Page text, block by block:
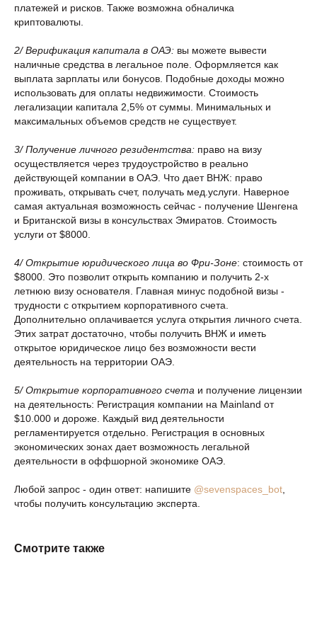
платежей и рисков. Также возможна обналичка
криптовалюты.
2/ Верификация капитала в ОАЭ: вы можете вывести
наличные средства в легальное поле. Оформляется как
выплата зарплаты или бонусов. Подобные доходы можно
использовать для оплаты недвижимости. Стоимость
легализации капитала 2,5% от суммы. Минимальных и
максимальных объемов средств не существует.
3/ Получение личного резидентства: право на визу
осуществляется через трудоустройство в реально
действующей компании в ОАЭ. Что дает ВНЖ: право
проживать, открывать счет, получать мед.услуги. Наверное
самая актуальная возможность сейчас - получение Шенгена
и Британской визы в консульствах Эмиратов. Стоимость
услуги от $8000.
4/ Открытие юридического лица во Фри-Зоне: стоимость от
$8000. Это позволит открыть компанию и получить 2-х
летнюю визу основателя. Главная минус подобной визы -
трудности с открытием корпоративного счета.
Дополнительно оплачивается услуга открытия личного счета.
Этих затрат достаточно, чтобы получить ВНЖ и иметь
открытое юридическое лицо без возможности вести
деятельность на территории ОАЭ.
5/ Открытие корпоративного счета и получение лицензии
на деятельность: Регистрация компании на Mainland от
$10.000 и дороже. Каждый вид деятельности
регламентируется отдельно. Регистрация в основных
экономических зонах дает возможность легальной
деятельности в оффшорной экономике ОАЭ.
Любой запрос - один ответ: напишите @sevenspaces_bot
чтобы получить консультацию эксперта.
Смотрите также